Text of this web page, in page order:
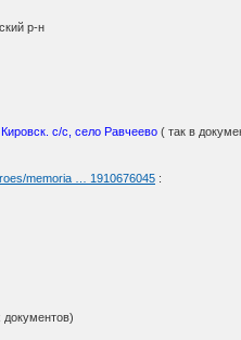
р-н
с/с, село Равчеево( так в
memoria … 1910676045 :